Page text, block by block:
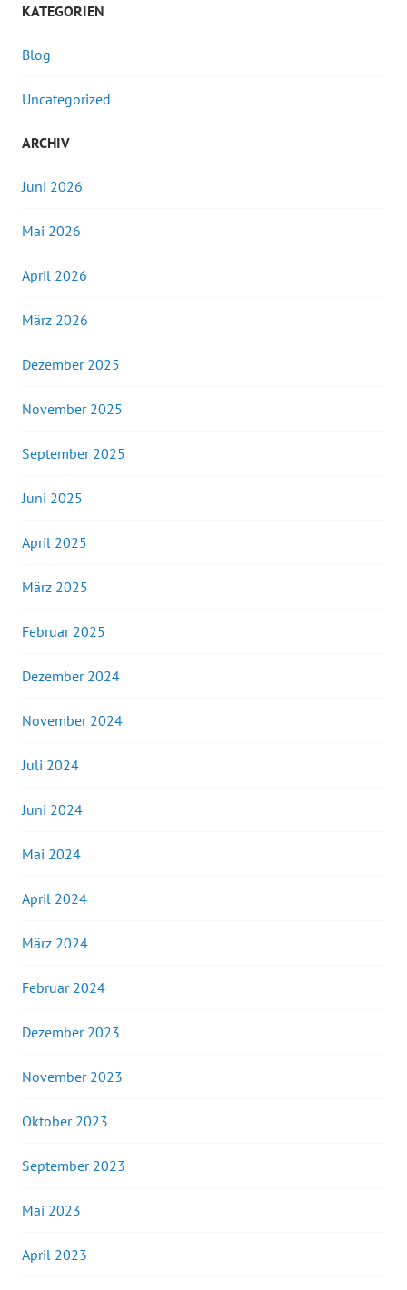
KATEGORIEN
Blog
Uncategorized
ARCHIV
Juni 2026
Mai 2026
April 2026
März 2026
Dezember 2025
November 2025
September 2025
Juni 2025
April 2025
März 2025
Februar 2025
Dezember 2024
November 2024
Juli 2024
Juni 2024
Mai 2024
April 2024
März 2024
Februar 2024
Dezember 2023
November 2023
Oktober 2023
September 2023
Mai 2023
April 2023